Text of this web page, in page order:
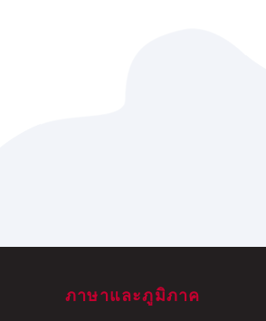
ภาษาและภูมิภาค